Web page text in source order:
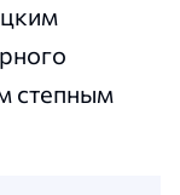
степным